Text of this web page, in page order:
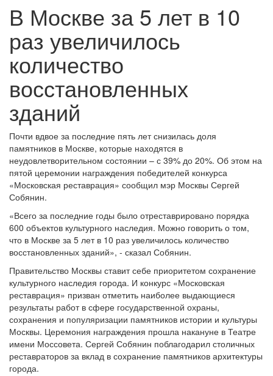
В Москве за 5 лет в 10
раз увеличилось
количество
восстановленных
зданий
Почти вдвое за последние пять лет снизилась доля
памятников в Москве, которые находятся в
неудовлетворительном состоянии – с 39% до 20%. Об этом на
пятой церемонии награждения победителей конкурса
«Московская реставрация» сообщил мэр Москвы Сергей
Собянин.
«Всего за последние годы было отреставрировано порядка
600 объектов культурного наследия. Можно говорить о том,
что в Москве за 5 лет в 10 раз увеличилось количество
восстановленных зданий», - сказал Собянин.
Правительство Москвы ставит себе приоритетом сохранение
культурного наследия города. И конкурс «Московская
реставрация» призван отметить наиболее выдающиеся
результаты работ в сфере государственной охраны,
сохранения и популяризации памятников истории и культуры
Москвы. Церемония награждения прошла накануне в Театре
имени Моссовета. Сергей Собянин поблагодарил столичных
реставраторов за вклад в сохранение памятников архитектуры
города.